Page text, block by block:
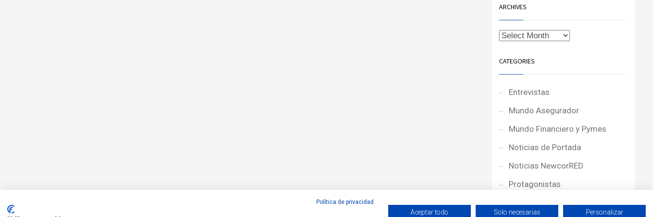
ARCHIVES
CATEGORIES
Entrevistas
Mundo Asegurador
Mundo Financiero y Pymes
Noticias de Portada
Noticias NewcorRED
Protagonistas
Reportajes
Política de privacidad
Aceptar todo Solo necesarias Personalizar